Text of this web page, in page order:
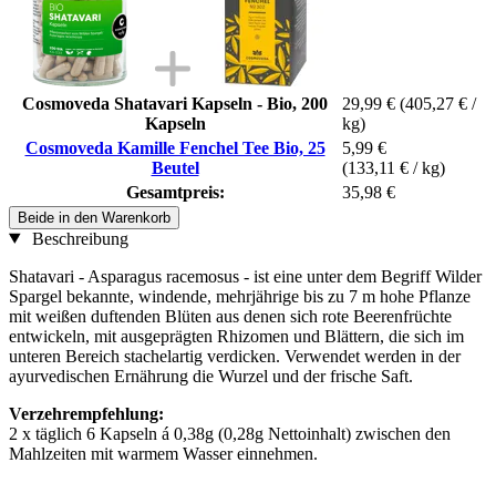
Cosmoveda Shatavari Kapseln - Bio, 200
Kapseln
29,99 € (405,27 € /
kg)
Cosmoveda Kamille Fenchel Tee Bio, 25
Beutel
5,99 €
(133,11 € / kg)
Gesamtpreis:
35,98 €
Beide in den Warenkorb
Beschreibung
Shatavari - Asparagus racemosus - ist eine unter dem Begriff Wilder
Spargel bekannte, windende, mehrjährige bis zu 7 m hohe Pflanze
mit weißen duftenden Blüten aus denen sich rote Beerenfrüchte
entwickeln, mit ausgeprägten Rhizomen und Blättern, die sich im
unteren Bereich stachelartig verdicken. Verwendet werden in der
ayurvedischen Ernährung die Wurzel und der frische Saft.
Verzehrempfehlung:
2 x täglich 6 Kapseln á 0,38g (0,28g Nettoinhalt) zwischen den
Mahlzeiten mit warmem Wasser einnehmen.